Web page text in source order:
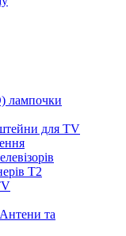
лампочки
для TV
T2
та